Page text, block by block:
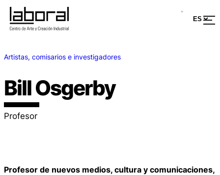
Artistas, comisarios e investigadores
Bill Osgerby
Profesor
Profesor de nuevos medios, cultura y comunicaciones,